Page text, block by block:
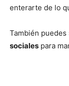
enterarte de lo
También
sociales para